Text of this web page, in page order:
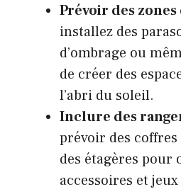
Prévoir des zones
installez des
d’ombrage ou
de créer des
l’abri du soleil.
Inclure des
prévoir des
des étagères pour
accessoires et